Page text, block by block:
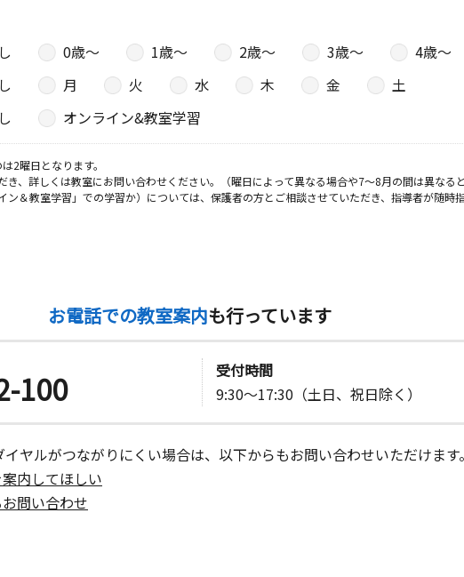
0歳〜 1歳〜 2歳〜 3歳〜 4歳〜
月 火 水 木 金
土
オンライン&教室学習
2曜日となります。
、詳しくは教室にお問い合わせください。（曜日によって異なる場合や7～8月の間は異なる
＆教室学習」での学習か）については、保護者の方とご相談させていただき、指導者が随時指
お電話での教室案内も行っています
100
受付時間
9:30～17:30（土日、祝日除く）
ヤルがつながりにくい場合は、以下からもお問い合わせいただけます。
内してほしい
問い合わせ